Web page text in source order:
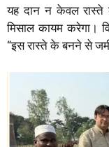
यह दान न केवल रास्ते
मिसाल कायम करेगा।
“इस रास्ते के बनने से